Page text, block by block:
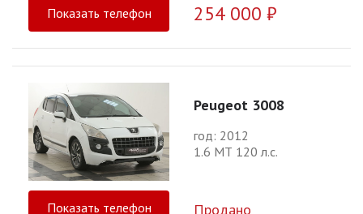
Показать телефон 254 000 ₽
Peugeot 3008
год: 2012
1.6 МТ 120 л.с.
Показать телефон Продано